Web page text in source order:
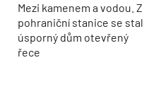
Mezi kamenem a vodou. Z
pohraniční stanice se stal
úsporný dům otevřený
řece